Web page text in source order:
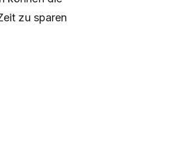
zu sparen